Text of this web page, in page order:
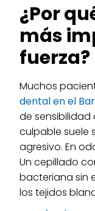
¿Por
más
fuerza?
Muchos
dental en el
de sensibilidad
culpable suele
agresivo. En
Un cepillado
bacteriana sin
los tejidos